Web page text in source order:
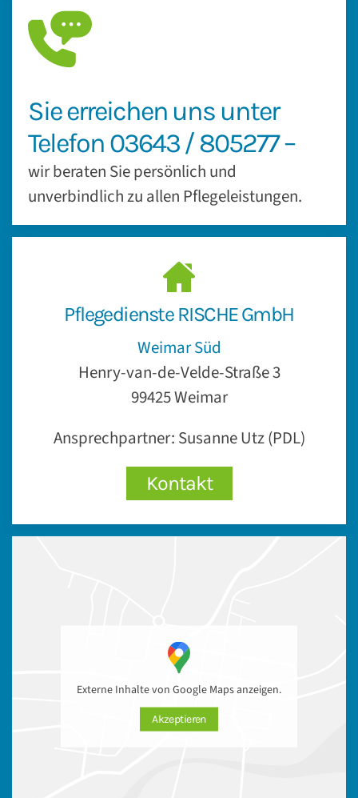
Sie erreichen uns unter
Telefon 03643 / 805277 –
wir beraten Sie persönlich und
unverbindlich zu allen Pflegeleistungen.
Pflegedienste RISCHE GmbH
Weimar Süd
Henry-van-de-Velde-Straße 3
99425 Weimar
Ansprechpartner: Susanne Utz (PDL)
Kontakt
Externe Inhalte von Google Maps anzeigen.
Akzeptieren